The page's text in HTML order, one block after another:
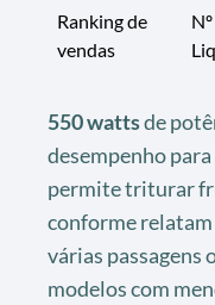
Ranking de
vendas
550 wattsde
desempenho
permite triturar
conforme
várias passagens
modelos com